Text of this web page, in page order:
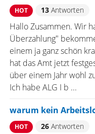
HOT 13Antworten
Hallo Zusammen. Wir
Überzahlung"
einem ja ganz schön
hat das Amt jetzt
über einem Jahr wohl
Ich habe ALG I b ...
warum kein
HOT 26Antworten